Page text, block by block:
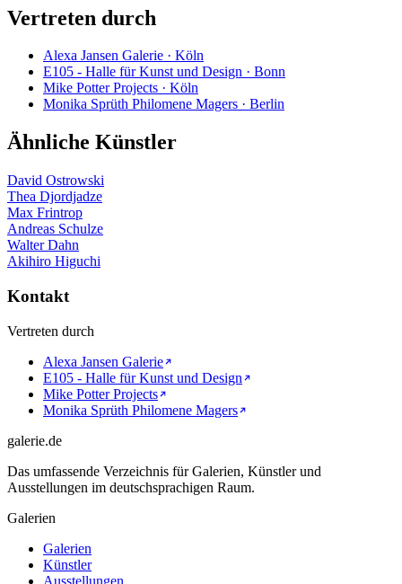
Vertreten durch
Alexa Jansen Galerie · Köln
E105 - Halle für Kunst und Design · Bonn
Mike Potter Projects · Köln
Monika Sprüth Philomene Magers · Berlin
Ähnliche Künstler
David Ostrowski
Thea Djordjadze
Max Frintrop
Andreas Schulze
Walter Dahn
Akihiro Higuchi
Kontakt
Vertreten durch
Alexa Jansen Galerie
E105 - Halle für Kunst und Design
Mike Potter Projects
Monika Sprüth Philomene Magers
galerie.de
Das umfassende Verzeichnis für Galerien, Künstler und
Ausstellungen im deutschsprachigen Raum.
Galerien
Galerien
Künstler
Ausstellungen